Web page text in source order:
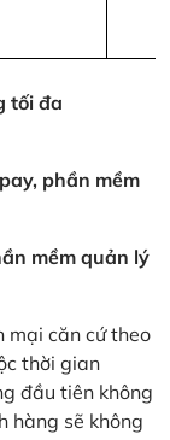
tối đa
phần mềm
mềm quản lý
mại căn cứ theo
thời gian
đầu tiên không
hàng sẽ không